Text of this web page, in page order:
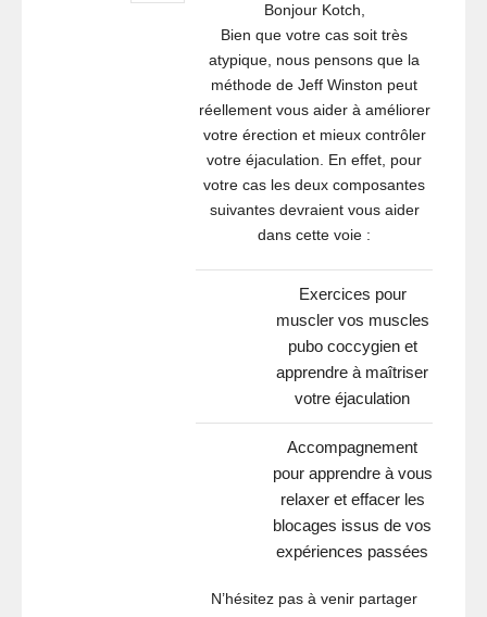
Bonjour Kotch,
Bien que votre cas soit très
atypique, nous pensons que la
méthode de Jeff Winston peut
réellement vous aider à améliorer
votre érection et mieux contrôler
votre éjaculation. En effet, pour
votre cas les deux composantes
suivantes devraient vous aider
dans cette voie :
Exercices pour
muscler vos muscles
pubo coccygien et
apprendre à maîtriser
votre éjaculation
Accompagnement
pour apprendre à vous
relaxer et effacer les
blocages issus de vos
expériences passées
N’hésitez pas à venir partager